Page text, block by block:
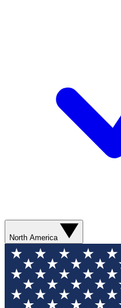
North America